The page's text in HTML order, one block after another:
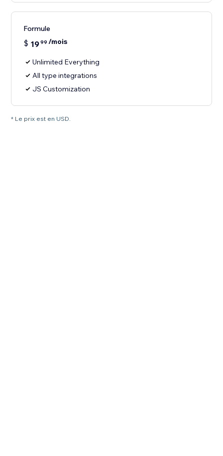
Formule
$ 1999 /mois
Unlimited Everything
All type integrations
JS Customization
* Le prix est en USD.